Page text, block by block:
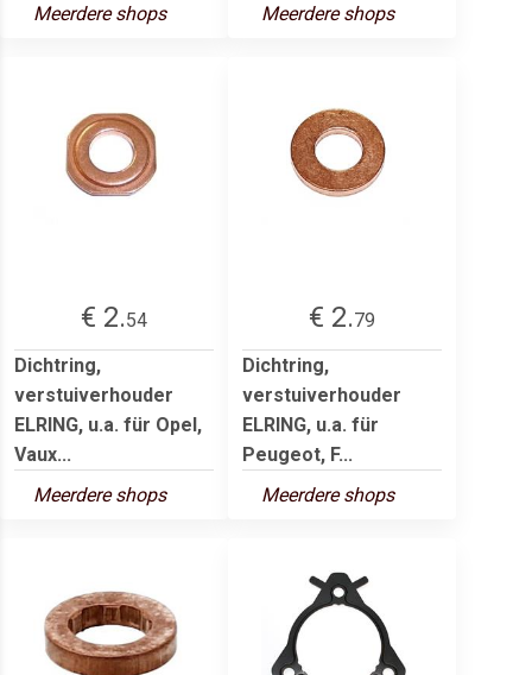
Meerdere shops Meerdere shops
€ 2.54
Dichtring,
verstuiverhouder
ELRING, u.a. für Opel,
Vaux...
Meerdere shops
€ 2.79
Dichtring,
verstuiverhouder
ELRING, u.a. für
Peugeot, F...
Meerdere shops